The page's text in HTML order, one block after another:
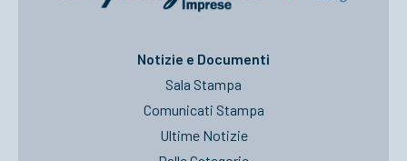
Notizie e Documenti
Sala Stampa
Comunicati Stampa
Ultime Notizie